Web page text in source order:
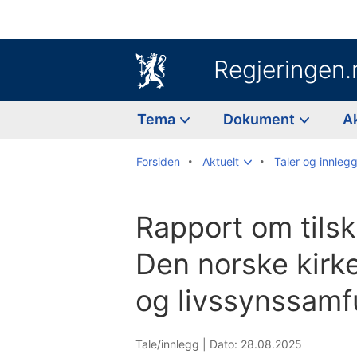
Tema Dokument
Forsiden Aktuelt Taler og innlegg
Rapport om
Den norske
og
Tale/innlegg | Dato: 28.08.2025